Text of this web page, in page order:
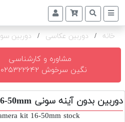
دوربین
و
تجهیزات
و
اکسسوری
خانه / دوربین عکاسی / دوربین
مشاوره و کارشناسی
نگین سرخوش ۰۹۰۲۵۳۲۲۶۴۲
دوربین بدون آینه سونی ZV-E10 + 16-50mm دست دوم
kit 16-50mm stock